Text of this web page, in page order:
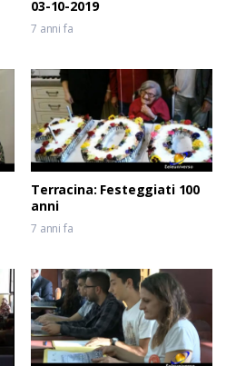
03-10-2019
7 anni fa
Terracina: Festeggiati 100
anni
7 anni fa